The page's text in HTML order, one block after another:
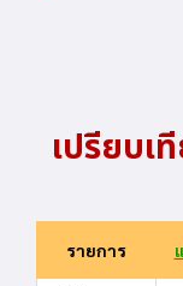
เปรียบ
รายการ